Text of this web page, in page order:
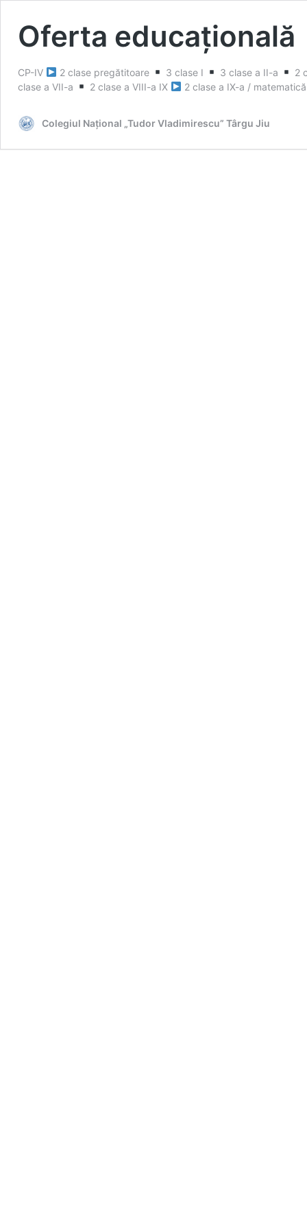
Oferta educațională
CP-IV 2 clase pregătitoare 3 clase I 3 clase a II-a
2
clase a VII-a
2 clase a VIII-a IX 2 clase a IX-a /
Colegiul Național „Tudor Vladimirescu” Târgu Jiu